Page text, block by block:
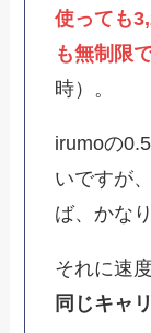
使っても
も無制限
時）。
irumoの
いですが
ば、かな
それに速
同じキャ